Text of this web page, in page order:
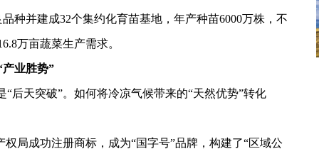
种并建成32个集约化育苗基地，年产种苗6000万株，不
万亩蔬菜生产需求。
业胜势”
天突破”。如何将冷凉气候带来的“天然优势”转化
局成功注册商标，成为“国字号”品牌，构建了“区域公